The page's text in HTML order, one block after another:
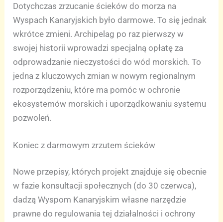
Dotychczas zrzucanie ścieków do morza na
Wyspach Kanaryjskich było darmowe. To się jednak
wkrótce zmieni. Archipelag po raz pierwszy w
swojej historii wprowadzi specjalną opłatę za
odprowadzanie nieczystości do wód morskich. To
jedna z kluczowych zmian w nowym regionalnym
rozporządzeniu, które ma pomóc w ochronie
ekosystemów morskich i uporządkowaniu systemu
pozwoleń.
Koniec z darmowym zrzutem ścieków
Nowe przepisy, których projekt znajduje się obecnie
w fazie konsultacji społecznych (do 30 czerwca),
dadzą Wyspom Kanaryjskim własne narzędzie
prawne do regulowania tej działalności i ochrony